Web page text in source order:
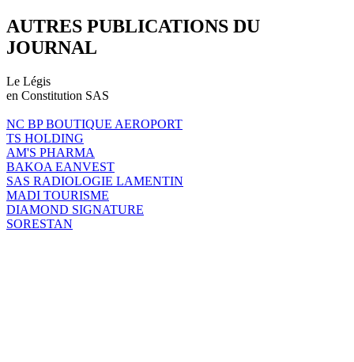
AUTRES PUBLICATIONS DU
JOURNAL
Le Légis
en Constitution SAS
NC BP BOUTIQUE AEROPORT
TS HOLDING
AM'S PHARMA
BAKOA EANVEST
SAS RADIOLOGIE LAMENTIN
MADI TOURISME
DIAMOND SIGNATURE
SORESTAN